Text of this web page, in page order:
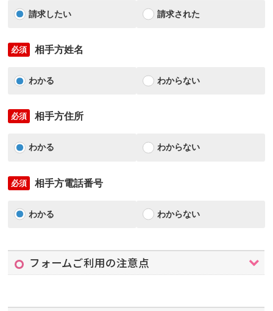
請求したい 請求された
必須 相手方姓名
わかる わからない
必須 相手方住所
わかる わからない
必須 相手方電話番号
わかる わからない
フォームご利用の注意点